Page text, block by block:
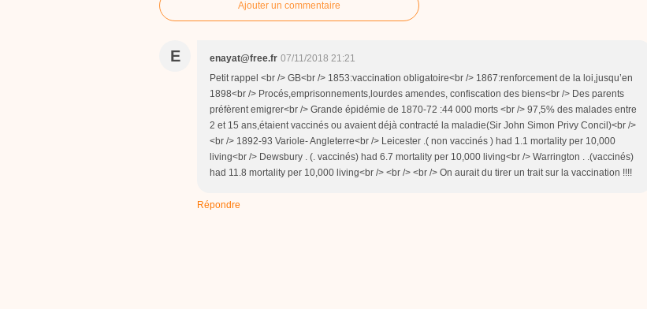
Ajouter un commentaire
E enayat@free.fr 07/11/2018 21:21
Petit rappel <br /> GB<br /> 1853:vaccination obligatoire<br /> 1867:renforcement de la loi,jusqu’en
1898<br /> Procés,emprisonnements,lourdes amendes, confiscation des biens<br /> Des parents
préfèrent emigrer<br /> Grande épidémie de 1870-72 :44 000 morts <br /> 97,5% des malades entre
2 et 15 ans,étaient vaccinés ou avaient déjà contracté la maladie(Sir John Simon Privy Concil)<br />
<br /> 1892-93 Variole- Angleterre<br /> Leicester .( non vaccinés ) had 1.1 mortality per 10,000
living<br /> Dewsbury . (. vaccinés) had 6.7 mortality per 10,000 living<br /> Warrington . .(vaccinés)
had 11.8 mortality per 10,000 living<br /> <br /> <br /> On aurait du tirer un trait sur la vaccination !!!!
Répondre